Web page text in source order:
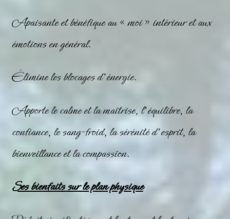
Apaisante et bénéfique au « moi » intérieur et aux
émotions en général.
Élimine les blocages d’énergie.
Apporte le calme et la maîtrise, l’équilibre, la
confiance, le sang-froid, la sérénité d’esprit, la
bienveillance et la compassion.
Ses bienfaits sur le plan physique